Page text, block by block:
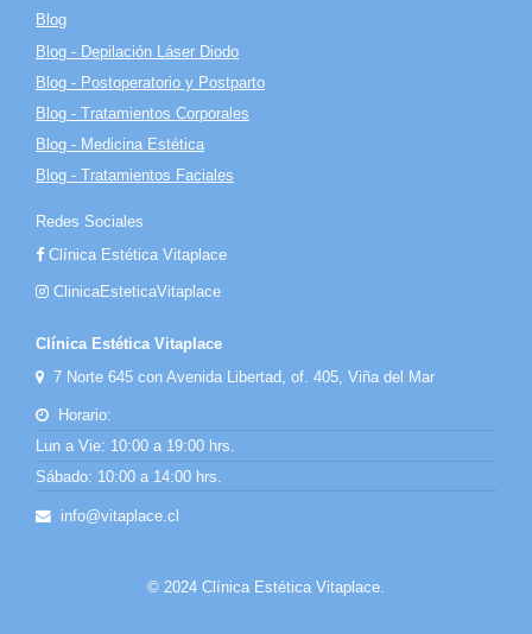
Blog
Blog - Depilación Láser Diodo
Blog - Postoperatorio y Postparto
Blog - Tratamientos Corporales
Blog - Medicina Estética
Blog - Tratamientos Faciales
Redes Sociales
Clínica Estética Vitaplace
ClinicaEsteticaVitaplace
Clínica Estética Vitaplace
7 Norte 645 con Avenida Libertad, of. 405, Viña del Mar
Horario:
Lun a Vie: 10:00 a 19:00 hrs.
Sábado: 10:00 a 14:00 hrs.
info@vitaplace.cl
© 2024 Clínica Estética Vitaplace.